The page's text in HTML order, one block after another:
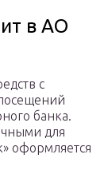
в АО
с
банка.
для
оформляется